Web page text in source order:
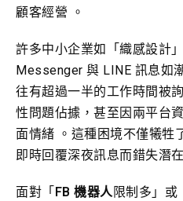
顧客經營 。
許多中小企業如「織感設計
Messenger 與 LINE 訊息如
往有超過一半的工作時間被
性問題佔據，甚至因兩平台
面情緒 。這種困境不僅犧牲
即時回覆深夜訊息而錯失潛
面對「 FB 機器人限制多」或